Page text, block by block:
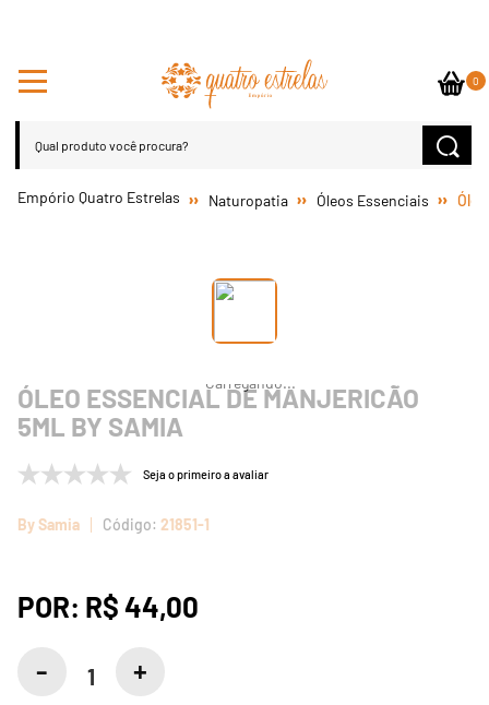
0
Naturopatia Óleos Essenciais
ÓLEO ESSENCIAL DE MANJERICÃO
5ML BY SAMIA
Seja o primeiro a avaliar
By Samia 21851-1
POR: R$ 44,00